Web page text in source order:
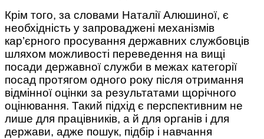
Крім того, за словами Наталії Алюшиної, є
необхідність у запроваджені механізмів
кар’єрного просування державних службовців
шляхом можливості переведення на вищі
посади державної служби в межах категорії
посад протягом одного року після отримання
відмінної оцінки за результатами щорічного
оцінювання. Такий підхід є перспективним не
лише для працівників, а й для органів і для
держави, адже пошук, підбір і навчання